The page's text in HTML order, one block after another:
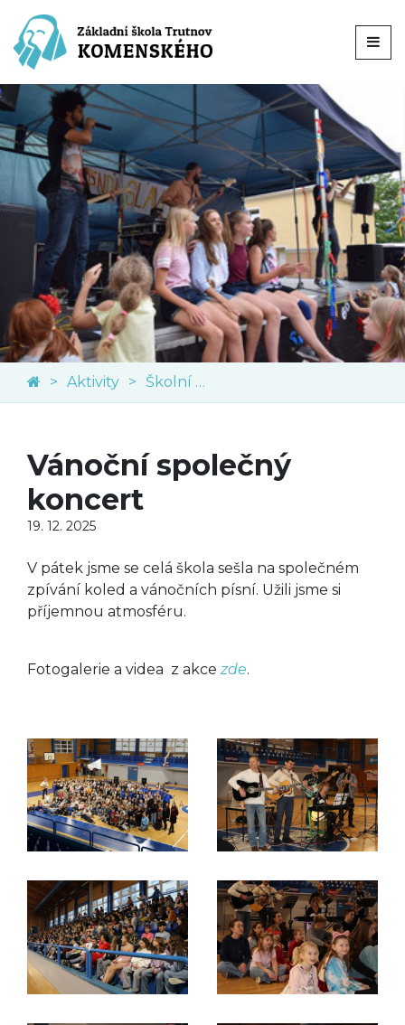
Aktivity Školní akce
Vánoční společný
koncert
19. 12. 2025
V pátek jsme se celá škola sešla na společném
zpívání koled a vánočních písní. Užili jsme si
příjemnou atmosféru.
Fotogalerie a videa z akce zde.